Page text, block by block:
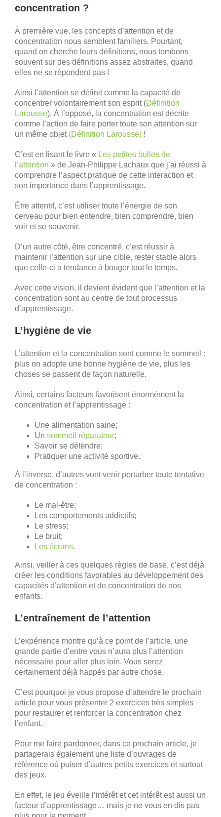
concentration ?
À première vue, les concepts d’attention et de
concentration nous semblent familiers. Pourtant,
quand on cherche leurs définitions, nous tombons
souvent sur des définitions assez abstraites, quand
elles ne se répondent pas !
Ainsi l’attention se définit comme la capacité de
concentrer volontairement son esprit (Définition
Larousse). À l’opposé, la concentration est décrite
comme l’action de faire porter toute son attention sur
un même objet (Définition Larousse) !
C’est en lisant le livre « Les petites bulles de
l’attention » de Jean-Philippe Lachaux que j’ai réussi à
comprendre l’aspect pratique de cette interaction et
son importance dans l’apprentissage.
Être attentif, c’est utiliser toute l’énergie de son
cerveau pour bien entendre, bien comprendre, bien
voir et se souvenir.
D’un autre côté, être concentré, c’est réussir à
maintenir l’attention sur une cible, rester stable alors
que celle-ci a tendance à bouger tout le temps.
Avec cette vision, il devient évident que l’attention et la
concentration sont au centre de tout processus
d’apprentissage.
L’hygiène de vie
L’attention et la concentration sont comme le sommeil :
plus on adopte une bonne hygiène de vie, plus les
choses se passent de façon naturelle.
Ainsi, certains facteurs favorisent énormément la
concentration et l’apprentissage :
Une alimentation saine;
Un sommeil réparateur;
Savoir se détendre;
Pratiquer une activité sportive.
À l’inverse, d’autres vont venir perturber toute tentative
de concentration :
Le mal-être;
Les comportements addictifs;
Le stress;
Le bruit;
Les écrans.
Ainsi, veiller à ces quelques règles de base, c’est déjà
créer les conditions favorables au développement des
capacités d’attention et de concentration de nos
enfants.
L’entraînement de l’attention
L’expérience montre qu’à ce point de l’article, une
grande partie d’entre vous n’aura plus l’attention
nécessaire pour aller plus loin. Vous serez
certainement déjà happés par autre chose.
C’est pourquoi je vous propose d’attendre le prochain
article pour vous présenter 2 exercices très simples
pour restaurer et renforcer la concentration chez
l’enfant.
Pour me faire pardonner, dans ce prochain article, je
partagerais également une liste d’ouvrages de
référence où puiser d’autres petits exercices et surtout
des jeux.
En effet, le jeu éveille l’intérêt et cet intérêt est aussi un
facteur d’apprentissage… mais je ne vous en dis pas